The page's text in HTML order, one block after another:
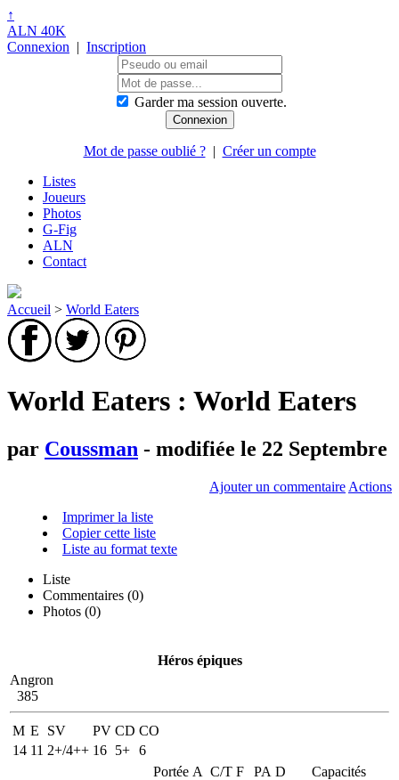
↑
ALN 40K
Connexion | Inscription
Garder ma session ouverte.
Mot de passe oublié ?| Créer un compte
Listes
Joueurs
Photos
G-Fig
ALN
Contact
Accueil > World Eaters
World Eaters : World Eaters
par Coussman - modifiée le 22 Septembre
Ajouter un commentaire Actions
Imprimer la liste
Copier cette liste
Liste au format texte
Liste
Commentaires (0)
Photos (0)
Héros épiques
Angron
385
M E SV PV CD CO
14 11 2+/4++ 16 5+ 6
Portée A C/T F PA D
Capacités